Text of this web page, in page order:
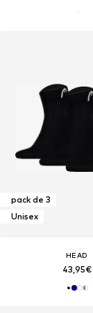
pack de 3
Unisex
HEAD
43,95€